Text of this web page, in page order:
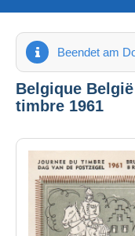
Beendet am
Belgique
timbre 1961